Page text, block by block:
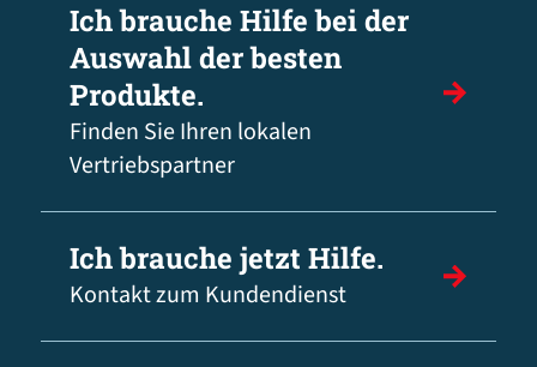
Ich brauche Hilfe bei der
Auswahl der besten
Produkte.
Finden Sie Ihren lokalen
Vertriebspartner
Ich brauche jetzt Hilfe.
Kontakt zum Kundendienst